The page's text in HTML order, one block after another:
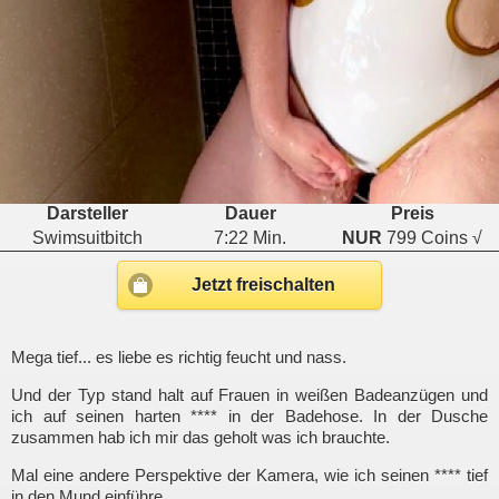
Darsteller Dauer
Preis
Swimsuitbitch
7:22 Min. NUR 799 Coins √
Jetzt freischalten
Mega tief... es liebe es richtig feucht und nass.
Und der Typ stand halt auf Frauen in weißen Badeanzügen und
ich auf seinen harten **** in der Badehose. In der Dusche
zusammen hab ich mir das geholt was ich brauchte.
Mal eine andere Perspektive der Kamera, wie ich seinen **** tief